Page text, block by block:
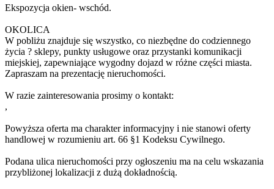
Ekspozycja okien- wschód.
OKOLICA
W pobliżu znajduje się wszystko, co niezbędne do codziennego
życia ? sklepy, punkty usługowe oraz przystanki komunikacji
miejskiej, zapewniające wygodny dojazd w różne części miasta.
Zapraszam na prezentację nieruchomości.
W razie zainteresowania prosimy o kontakt:
,
Powyższa oferta ma charakter informacyjny i nie stanowi oferty
handlowej w rozumieniu art. 66 §1 Kodeksu Cywilnego.
Podana ulica nieruchomości przy ogłoszeniu ma na celu wskazania
przybliżonej lokalizacji z dużą dokładnością.